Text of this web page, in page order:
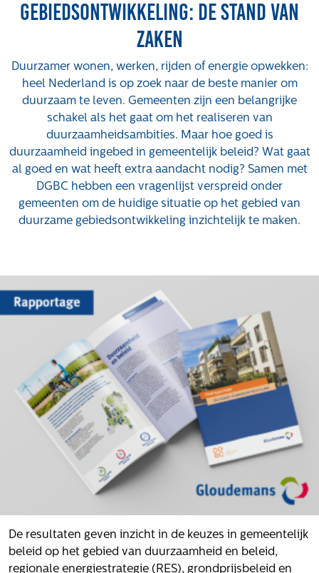
Pachtbeleid gemeente Valkenswaard: duurzame
pacht als instrument voor landbouw- en
Strategisch grondbeleid als motor voor
woningbouwversnelling Gemeente Vught
Over ons
Maatschappelijk
Regeling van Rentmeesters 2020
Klachtenbehandeling Procedure (KBP)
Het verhaal van Gloudemans
Actueel
Nieuws
Werken bij
Vacatures
Contact
Privacyverklaring
Volg ons
gebiedsontwikkeling: de stand van
zaken
Duurzamer wonen, werken, rijden of energie opwekken:
heel Nederland is op zoek naar de beste manier om
duurzaam te leven. Gemeenten zijn een belangrijke
schakel als het gaat om het realiseren van
duurzaamheidsambities. Maar hoe goed is
duurzaamheid ingebed in gemeentelijk beleid? Wat gaat
al goed en wat heeft extra aandacht nodig? Samen met
DGBC hebben een vragenlijst verspreid onder
gemeenten om de huidige situatie op het gebied van
duurzame gebiedsontwikkeling inzichtelijk te maken.
De resultaten geven inzicht in de keuzes in gemeentelijk
beleid op het gebied van duurzaamheid en beleid,
regionale energiestrategie (RES), grondprijsbeleid en